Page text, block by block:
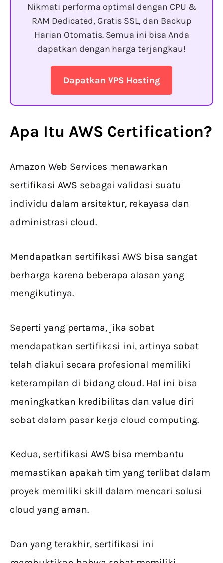
Nikmati performa optimal dengan CPU &
RAM Dedicated, Gratis SSL, dan Backup
Harian Otomatis. Semua ini bisa Anda
dapatkan dengan harga terjangkau!
Dapatkan VPS Hosting
Apa Itu AWS Certification?
Amazon Web Services menawarkan
sertifikasi AWS sebagai validasi suatu
individu dalam arsitektur, rekayasa dan
administrasi cloud.
Mendapatkan sertifikasi AWS bisa sangat
berharga karena beberapa alasan yang
mengikutinya.
Seperti yang pertama, jika sobat
mendapatkan sertifikasi ini, artinya sobat
telah diakui secara profesional memiliki
keterampilan di bidang cloud. Hal ini bisa
meningkatkan kredibilitas dan value diri
sobat dalam pasar kerja cloud computing.
Kedua, sertifikasi AWS bisa membantu
memastikan apakah tim yang terlibat dalam
proyek memiliki skill dalam mencari solusi
cloud yang aman.
Dan yang terakhir, sertifikasi ini